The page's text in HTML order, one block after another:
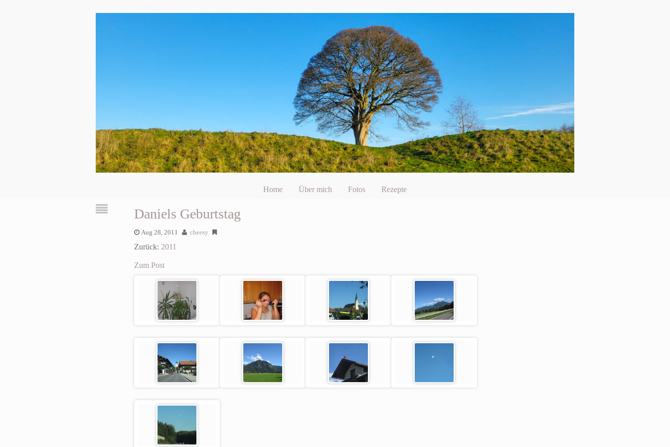
Home Über mich Fotos Rezepte
Daniels Geburtstag
Aug 28, 2011 cheesy
Zurück: 2011
Zum Post